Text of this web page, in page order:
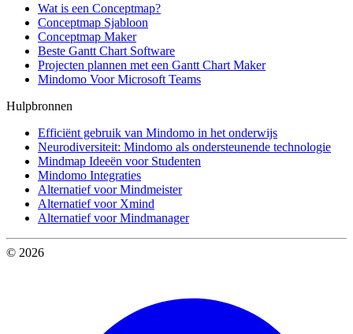
Wat is een Conceptmap?
Conceptmap Sjabloon
Conceptmap Maker
Beste Gantt Chart Software
Projecten plannen met een Gantt Chart Maker
Mindomo Voor Microsoft Teams
Hulpbronnen
Efficiënt gebruik van Mindomo in het onderwijs
Neurodiversiteit: Mindomo als ondersteunende technologie
Mindmap Ideeën voor Studenten
Mindomo Integraties
Alternatief voor Mindmeister
Alternatief voor Xmind
Alternatief voor Mindmanager
© 2026